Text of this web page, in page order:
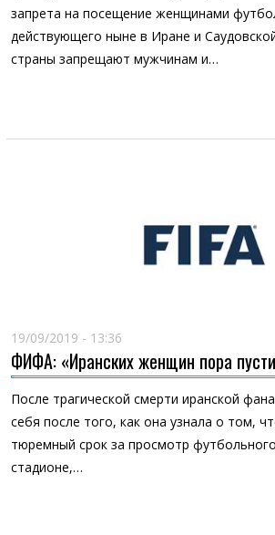
запрета на посещение женщинами
действующего ныне в Иране и
страны запрещают мужчинам и…
19/09/2019 - 13:36
ФИФА: «Иранских женщин пора
После трагической смерти иранской
себя после того, как она узнала о том,
тюремный срок за просмотр
стадионе,…